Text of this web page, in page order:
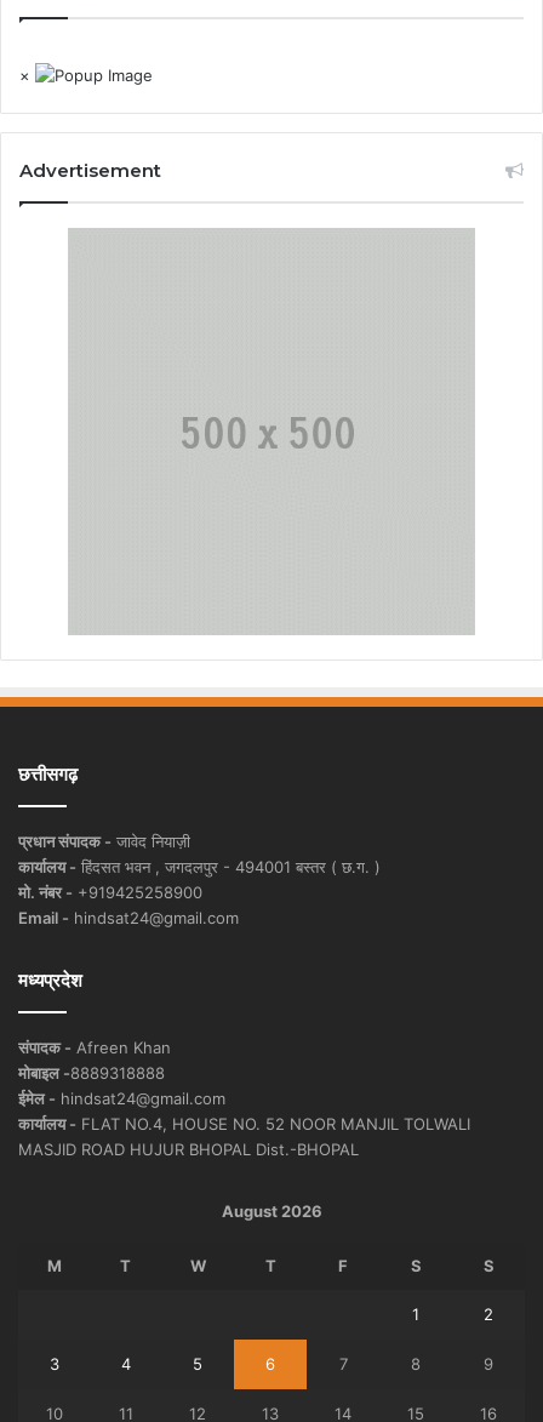
×
Advertisement
छत्तीसगढ़
प्रधान संपादक - जावेद नियाज़ी
कार्यालय - हिंदसत भवन , जगदलपुर - 494001 बस्तर ( छ.ग. )
मो. नंबर - +919425258900
Email - hindsat24@gmail.com
मध्यप्रदेश
संपादक - Afreen Khan
मोबाइल -8889318888
ईमेल - hindsat24@gmail.com
कार्यालय - FLAT NO.4, HOUSE NO. 52 NOOR MANJIL TOLWALI
MASJID ROAD HUJUR BHOPAL Dist.-BHOPAL
August 2026
M T W T F S S
1 2
3 4 5 6 7 8 9
10 11 12 13 14 15 16